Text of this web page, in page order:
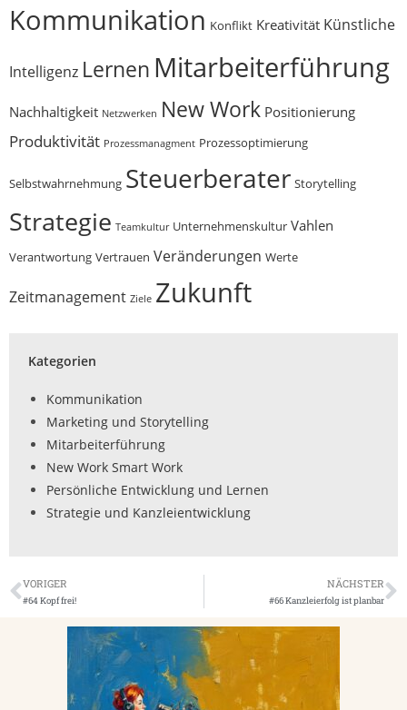
Kommunikation Konflikt Kreativität Künstliche
Intelligenz Lernen Mitarbeiterführung
Nachhaltigkeit Netzwerken New Work Positionierung
Produktivität Prozessmanagment Prozessoptimierung
Selbstwahrnehmung Steuerberater Storytelling
Strategie Teamkultur Unternehmenskultur Vahlen
Verantwortung Vertrauen Veränderungen Werte
Zeitmanagement Ziele Zukunft
Kategorien
Kommunikation
Marketing und Storytelling
Mitarbeiterführung
New Work Smart Work
Persönliche Entwicklung und Lernen
Strategie und Kanzleientwicklung
VORIGER
#64 Kopf frei!
NÄCHSTER
#66 Kanzleierfolg ist planbar